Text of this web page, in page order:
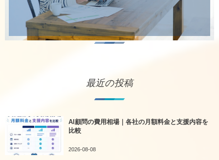
最近の投稿
AI顧問の費用相場｜各社の月額料金と支援内容を
比較
2026-08-08